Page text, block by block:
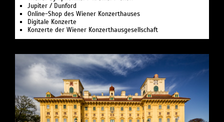
Jupiter / Dunford
Online-Shop des Wiener Konzerthauses
Digitale Konzerte
Konzerte der Wiener Konzerthausgesellschaft